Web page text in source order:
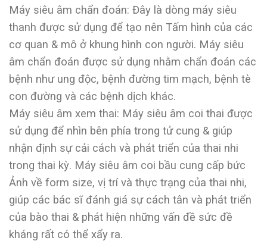
Máy siêu âm chẩn đoán: Đây là dòng máy siêu
thanh được sử dụng để tạo nên Tấm hình của các
cơ quan & mô ở khung hình con người. Máy siêu
âm chẩn đoán được sử dụng nhằm chẩn đoán các
bệnh như ung độc, bệnh đường tim mạch, bệnh tè
con đường và các bệnh dịch khác.
Máy siêu âm xem thai: Máy siêu âm coi thai được
sử dụng để nhìn bên phía trong tử cung & giúp
nhận định sự cải cách và phát triển của thai nhi
trong thai kỳ. Máy siêu âm coi bầu cung cấp bức
Ảnh về form size, vị trí và thực trạng của thai nhi,
giúp các bác sĩ đánh giá sự cách tân và phát triển
của bào thai & phát hiện những vấn đề sức đề
kháng rất có thể xẩy ra.